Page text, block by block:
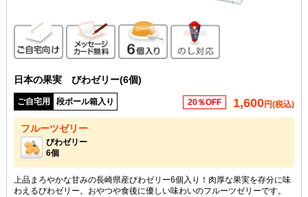
ご自宅向けメッセージカード無料
6個入り のし対応
日本の果実 びわゼリー(6個)
ご自宅用 段ボール箱入り 20％OFF 1,600円(税込)
フルーツゼリー
びわゼリー
6個
上品まろやかな甘みの長崎県産びわゼリー6個入り！肉厚な果実を存分に味
わえるびわゼリー。おやつや食後に優しい味わいのフルーツゼリーです。